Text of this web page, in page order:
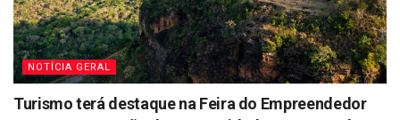
NOTÍCIA GERAL
Turismo terá destaque na Feira do Empreendedor